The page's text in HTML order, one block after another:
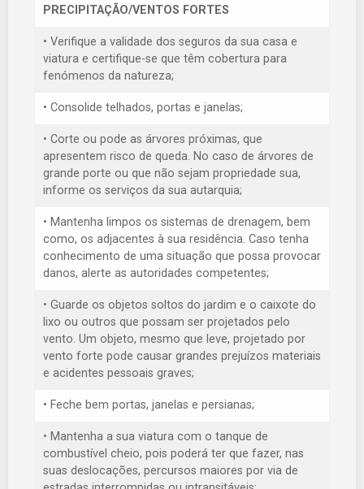
PRECIPITAÇÃO/VENTOS FORTES
• Verifique a validade dos seguros da sua casa e
viatura e certifique-se que têm cobertura para
fenómenos da natureza;
• Consolide telhados, portas e janelas;
• Corte ou pode as árvores próximas, que
apresentem risco de queda. No caso de árvores de
grande porte ou que não sejam propriedade sua,
informe os serviços da sua autarquia;
• Mantenha limpos os sistemas de drenagem, bem
como, os adjacentes à sua residência. Caso tenha
conhecimento de uma situação que possa provocar
danos, alerte as autoridades competentes;
• Guarde os objetos soltos do jardim e o caixote do
lixo ou outros que possam ser projetados pelo
vento. Um objeto, mesmo que leve, projetado por
vento forte pode causar grandes prejuízos materiais
e acidentes pessoais graves;
• Feche bem portas, janelas e persianas;
• Mantenha a sua viatura com o tanque de
combustível cheio, pois poderá ter que fazer, nas
suas deslocações, percursos maiores por via de